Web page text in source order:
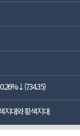
지대와 황색지대